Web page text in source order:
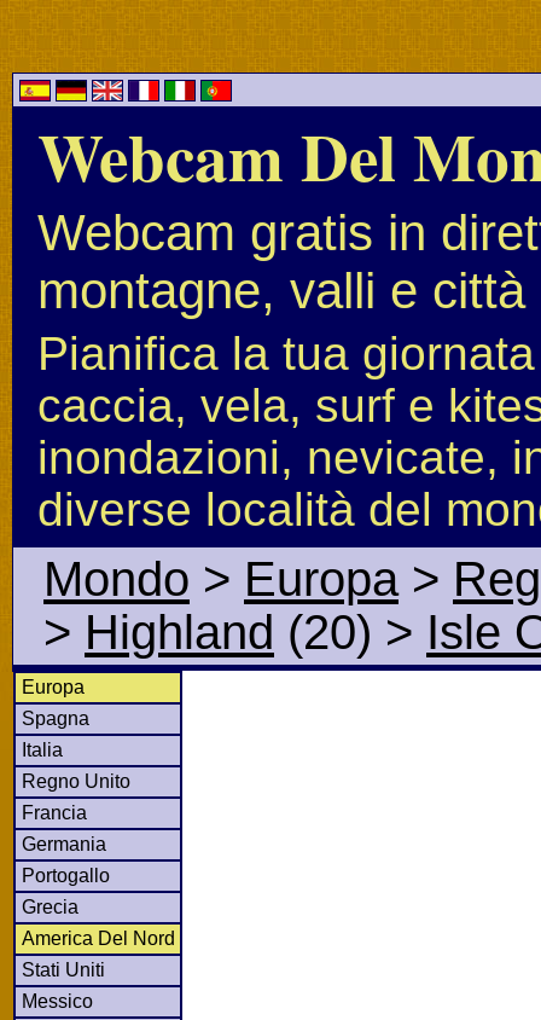
Webcam Del
Webcam gratis in
montagne, valli e città
Pianifica la tua
caccia, vela, surf e
inondazioni, nevicate,
diverse località del
Mondo > Europa>
> Highland (20) > Isle
Europa
Spagna
Italia
Regno Unito
Francia
Germania
Portogallo
Grecia
America Del Nord
Stati Uniti
Messico